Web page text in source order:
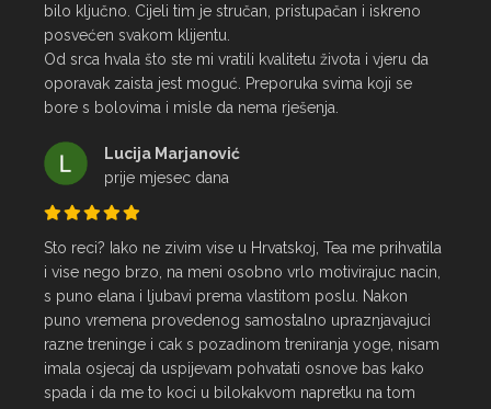
bilo ključno. Cijeli tim je stručan, pristupačan i iskreno
posvećen svakom klijentu.
Od srca hvala što ste mi vratili kvalitetu života i vjeru da
oporavak zaista jest moguć. Preporuka svima koji se
bore s bolovima i misle da nema rješenja.
Lucija Marjanović
prije mjesec dana
Sto reci? Iako ne zivim vise u Hrvatskoj, Tea me prihvatila
i vise nego brzo, na meni osobno vrlo motivirajuc nacin,
s puno elana i ljubavi prema vlastitom poslu. Nakon
puno vremena provedenog samostalno upraznjavajuci
razne treninge i cak s pozadinom treniranja yoge, nisam
imala osjecaj da uspijevam pohvatati osnove bas kako
spada i da me to koci u bilokakvom napretku na tom